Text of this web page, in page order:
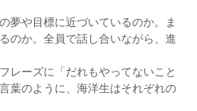
夢や目標に近づいているのか。ま
のか。全員で話し合いながら、進
レーズに「だれもやってないこと
葉のように、海洋生はそれぞれの